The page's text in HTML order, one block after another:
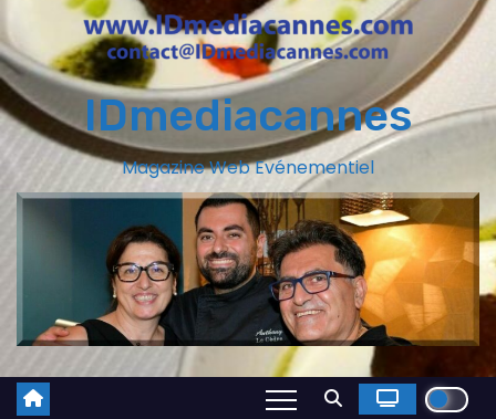
IDmediacannes
Magazine Web Evénementiel